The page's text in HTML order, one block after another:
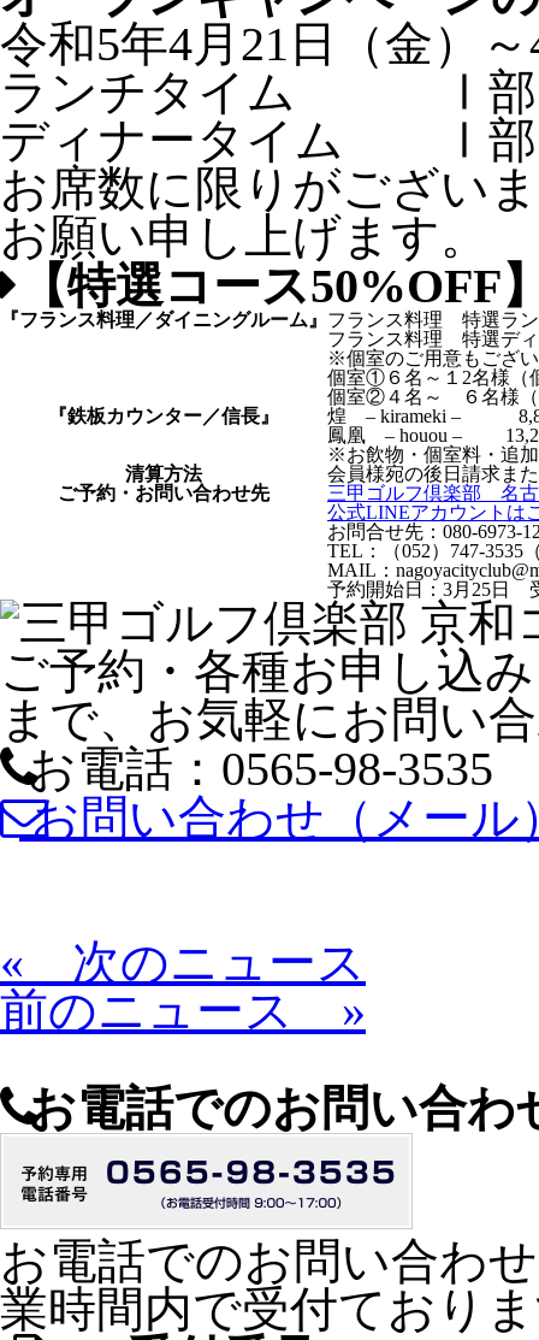
令和5年4月21日（金）
ランチタイム Ⅰ部
ディナータイム Ⅰ部
お席数に限りがござい
お願い申し上げます。
【特選コース50%OFF
『フランス料理／ダイニングルーム』 フランス料理 特選ラ
フランス料理 特選デ
※個室のご用意もござ
個室①６名～１2名様（
個室②４名～ ６名様（
『鉄板カウンター／信長』
煌 – kirameki – 8,800
鳳凰 – houou –
※お飲物・個室料・追
清算方法
会員様宛の後日請求ま
ご予約・お問い合わせ先
三甲ゴルフ倶楽部 名
公式LINEアカウントは
お問合せ先：080-6973-
TEL：（052）747-3535
MAIL：
予約開始日：3月25日
ご予約・各種お申し込
まで、お気軽にお問い
お電話：0565-98-3535
お問い合わせ（メール
« 次のニュース
前のニュース »
お電話でのお問い合わ
お電話でのお問い合わ
業時間内で受付ており